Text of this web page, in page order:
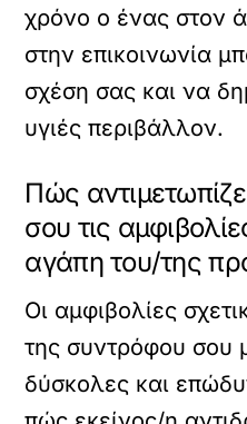
χρόνο ο ένας στον
στην επικοινωνία
σχέση σας και να
υγιές περιβάλλον.
Πώς
σου τις
αγάπη του/της
Οι αμφιβολίες
της συντρόφου σου
δύσκολες και